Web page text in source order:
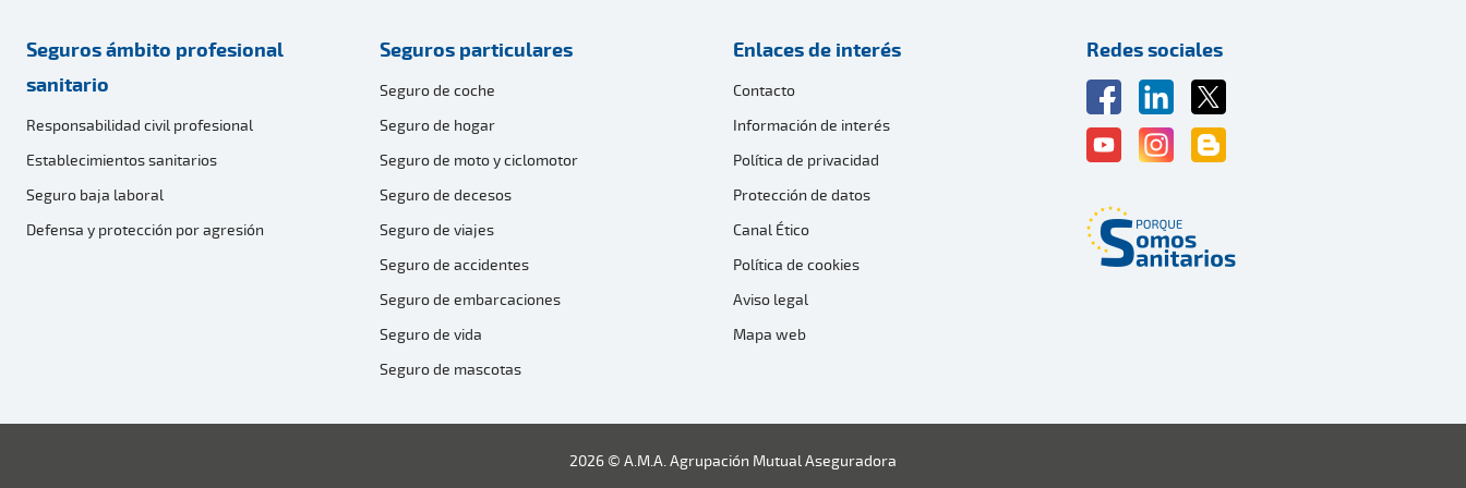
Seguros ámbito profesional
sanitario
Responsabilidad civil profesional
Establecimientos sanitarios
Seguro baja laboral
Defensa y protección por agresión
Seguros particulares
Seguro de coche
Seguro de hogar
Seguro de moto y ciclomotor
Seguro de decesos
Seguro de viajes
Seguro de accidentes
Seguro de embarcaciones
Seguro de vida
Seguro de mascotas
Enlaces de interés
Contacto
Información de interés
Política de privacidad
Protección de datos
Canal Ético
Política de cookies
Aviso legal
Mapa web
Redes sociales
2026 © A.M.A. Agrupación Mutual Aseguradora